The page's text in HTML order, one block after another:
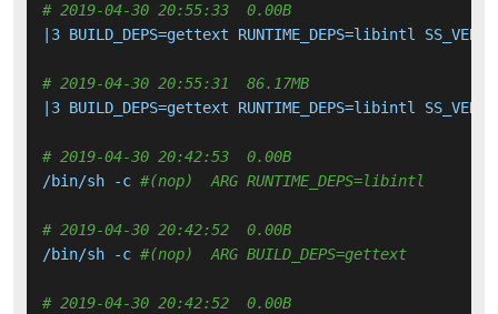
# 2019-04-30 20:55:33  0.00B
|3 BUILD_DEPS=gettext RUNTIME_DEPS=libintl
# 2019-04-30 20:55:31  86.17MB
|3 BUILD_DEPS=gettext RUNTIME_DEPS=libintl
# 2019-04-30 20:42:53  0.00B
/bin/sh -c #(nop)  ARG RUNTIME_DEPS=libintl
# 2019-04-30 20:42:52  0.00B
/bin/sh -c #(nop)  ARG BUILD_DEPS=gettext
# 2019-04-30 20:42:52  0.00B